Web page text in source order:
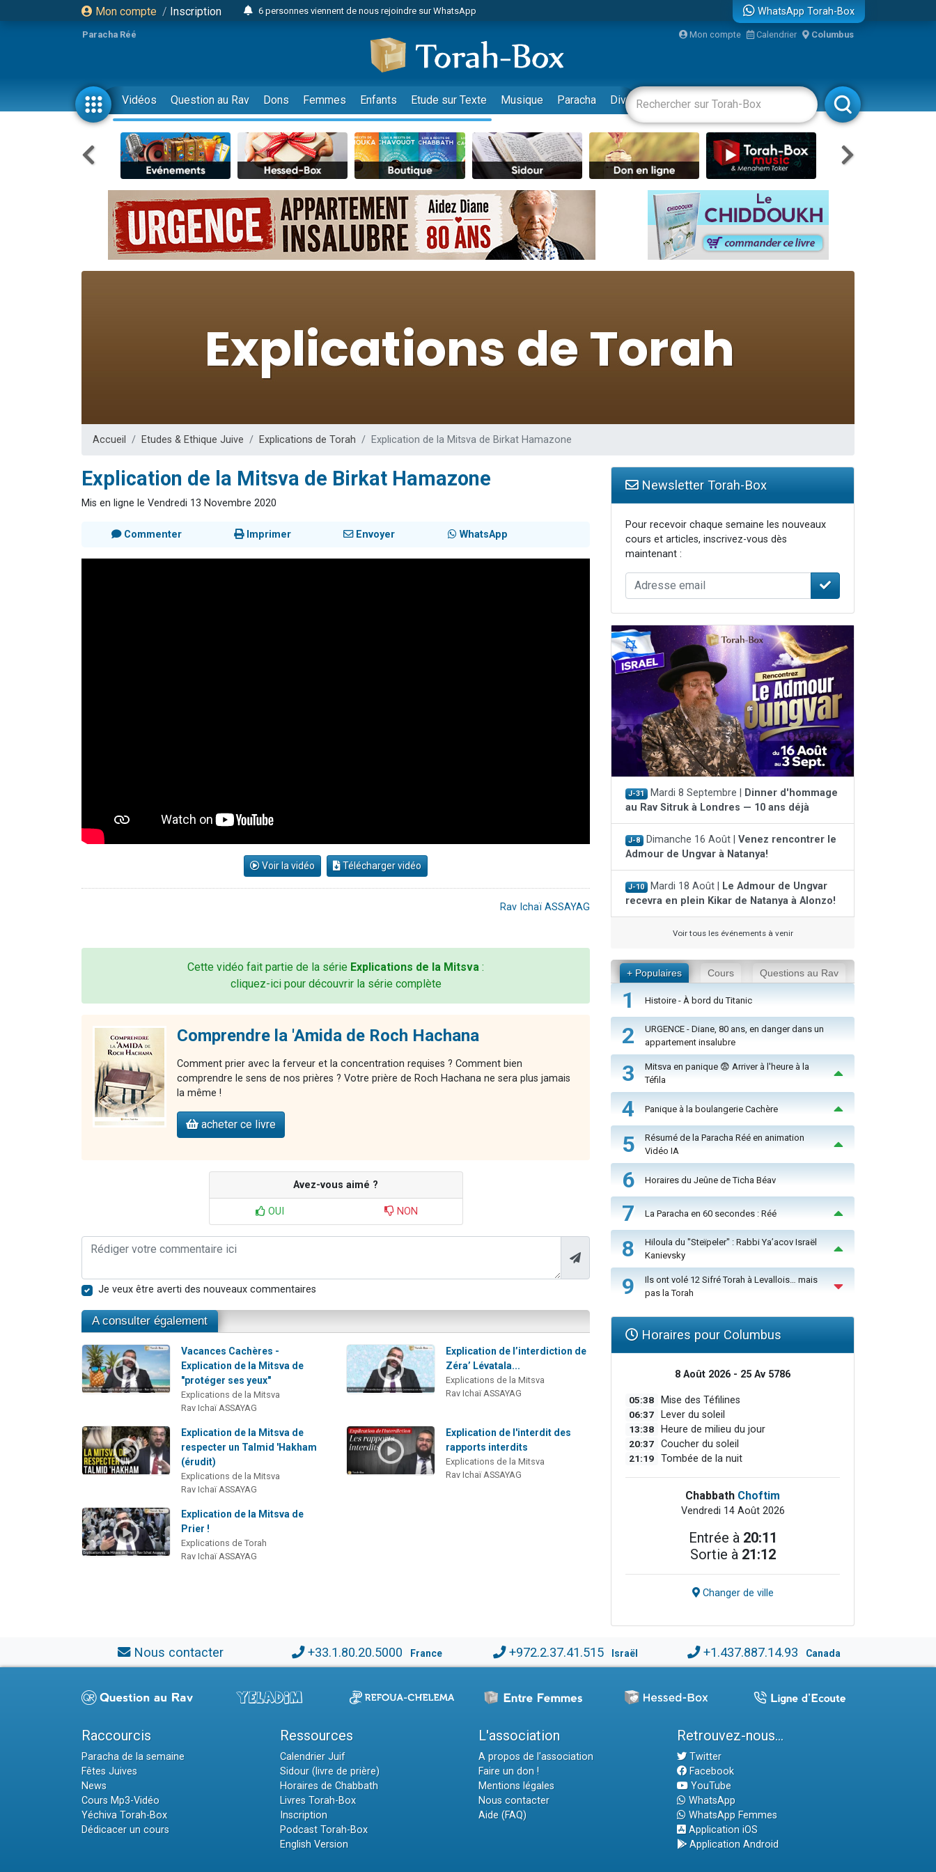
Mon compte / Inscription
6 personnes viennent de nous rejoindre sur WhatsApp
2 personnes viennent de faire un don pour 1 Journée de Vacances Pour les Enfants
17 personnes viennent de demander une bénédiction
4 personnes viennent de nous rejoindre sur WhatsApp
Il reste 49 places pour étudier en groupe sur Zoom
Eva vient de donner son Maasser
4 personnes viennent de nous rejoindre sur WhatsApp
3 personnes viennent de nous rejoindre sur WhatsApp
Odaya vient de donner son Maasser
3 personnes viennent de faire un don pour 5 jours de vacances aux Orphelins
2 personnes viennent de nous rejoindre sur WhatsApp
13 personnes viennent de demander une bénédiction
29 personnes viennent de demander une bénédiction
Il reste 49 places pour étudier en groupe sur Zoom
WhatsApp Torah-Box
Paracha Réé Mon compte Calendrier Columbus
Vidéos Question au Rav Dons Femmes Enfants Etude sur Texte Musique Paracha Divertissements Livres Rabbanim
Accueil Etudes & Ethique Juive Explications de Torah Explication de la Mitsva de Birkat Hamazone
Explication de la Mitsva de Birkat Hamazone
Mis en ligne le Vendredi 13 Novembre 2020
Commenter Imprimer Envoyer WhatsApp
Voir la vidéo Télécharger vidéo
Rav Ichaï ASSAYAG
Cette vidéo fait partie de la série Explications de la Mitsva :
cliquez-ici pour découvrir la série complète
Comprendre la 'Amida de Roch Hachana
Comment prier avec la ferveur et la concentration requises ? Comment bien
comprendre le sens de nos prières ? Votre prière de Roch Hachana ne sera plus jamais
la même !
acheter ce livre
Avez-vous aimé ?
OUI NON
Je veux être averti des nouveaux commentaires
A consulter également
Vacances Cachères -
Explication de la Mitsva de
"protéger ses yeux"
Explications de la Mitsva
Rav Ichaï ASSAYAG
Explication de l’interdiction de
Zéra’ Lévatala...
Explications de la Mitsva
Rav Ichaï ASSAYAG
Explication de la Mitsva de
respecter un Talmid 'Hakham
(érudit)
Explications de la Mitsva
Rav Ichaï ASSAYAG
Explication de l'interdit des
rapports interdits
Explications de la Mitsva
Rav Ichaï ASSAYAG
Explication de la Mitsva de
Prier !
Explications de Torah
Rav Ichaï ASSAYAG
Newsletter Torah-Box
Pour recevoir chaque semaine les nouveaux
cours et articles, inscrivez-vous dès
maintenant :
J-31 Mardi 8 Septembre |
Dinner d'hommage
au Rav Sitruk à Londres — 10 ans déjà
J-8 Dimanche 16 Août | Venez rencontrer le
Admour de Ungvar à Natanya!
J-10 Mardi 18 Août |
Le Admour de Ungvar
recevra en plein Kikar de Natanya à Alonzo!
Voir tous les événements à venir
+ Populaires Cours Questions au Rav
1 Histoire - À bord du Titanic
2
URGENCE - Diane, 80 ans, en danger dans un
appartement insalubre
3
Mitsva en panique 😨 Arriver à l'heure à la
Téfila
4 Panique à la boulangerie Cachère
5
Résumé de la Paracha Réé en animation
Vidéo IA
6 Horaires du Jeûne de Ticha Béav
7 La Paracha en 60 secondes : Réé
8
Hiloula du "Steïpeler" : Rabbi Ya’acov Israël
Kanievsky
9
Ils ont volé 12 Sifré Torah à Levallois… mais
pas la Torah
Horaires pour Columbus
8 Août 2026 - 25 Av 5786
05:38 Mise des Téfilines
06:37 Lever du soleil
13:38 Heure de milieu du jour
20:37 Coucher du soleil
21:19 Tombée de la nuit
Chabbath Choftim
Vendredi 14 Août 2026
Entrée à 20:11
Sortie à 21:12
Changer de ville
Nous contacter +33.1.80.20.5000 France +972.2.37.41.515 Israël +1.437.887.14.93 Canada
Raccourcis
Paracha de la semaine
Fêtes Juives
News
Cours Mp3-Vidéo
Yéchiva Torah-Box
Dédicacer un cours
Ressources
Calendrier Juif
Sidour (livre de prière)
Horaires de Chabbath
Livres Torah-Box
Inscription
Podcast Torah-Box
English Version
L'association
A propos de l'association
Faire un don !
Mentions légales
Nous contacter
Aide (FAQ)
Retrouvez-nous...
Twitter
Facebook
YouTube
WhatsApp
WhatsApp Femmes
Application iOS
Application Android